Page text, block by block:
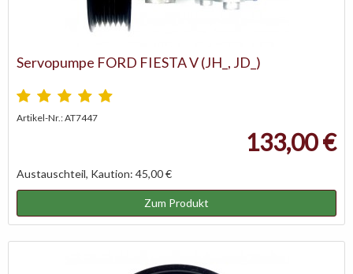
Servopumpe FORD FIESTA V (JH_, JD_)
Artikel-Nr.: AT7447
133,00 €
Austauschteil, Kaution: 45,00 €
Zum Produkt